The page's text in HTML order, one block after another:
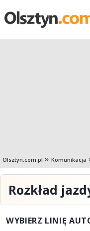
Olsztyn.com.pl Komunikacja
Rozkład
WYBIERZ LINIĘ